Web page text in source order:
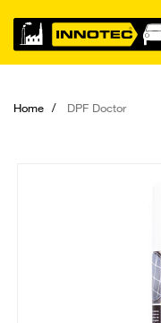
Home DPF Doctor